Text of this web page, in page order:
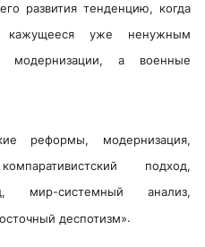
развития тенденцию, когда
кажущееся уже ненужным
модернизации, а военные
реформы, модернизация,
подход,
мир-системный анализ,
деспотизм».